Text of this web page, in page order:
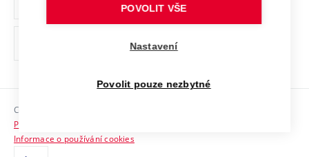
Ochrana osobních údajů
odkaz)
Sociální bezpečí
HR Award
Copyright © 2026 VUT
Prohlášení o přístupnosti
Informace o používání cookies
POVOLIT VŠE
Nastavení
Povolit pouze nezbytné